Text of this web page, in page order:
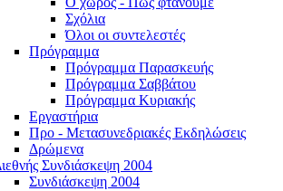
Σχόλια
Όλοι οι συντελεστές
Πρόγραμμα
Πρόγραμμα Παρασκευής
Πρόγραμμα Σαββάτου
Πρόγραμμα Κυριακής
Εργαστήρια
Προ - Μετασυνεδριακές Εκδηλώσεις
Δρώμενα
Συνδιάσκεψη 2004
Συνδιάσκεψη 2004